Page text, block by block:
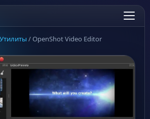
Утилиты /OpenShot Video Editor